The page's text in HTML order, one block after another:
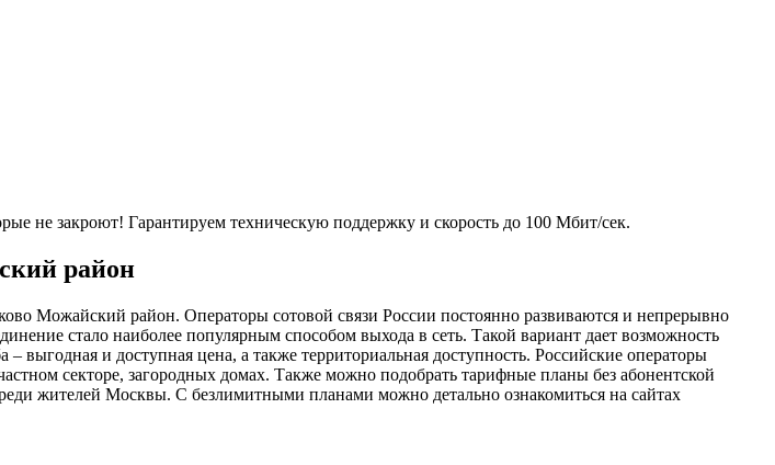
не закроют! Гарантируем техническую поддержку и скорость до 100 Мбит/сек.
район
Можайский район. Операторы сотовой связи России постоянно развиваются и непрерывно
стало наиболее популярным способом выхода в сеть. Такой вариант дает возможность
и доступная цена, а также территориальная доступность. Российские операторы
секторе, загородных домах. Также можно подобрать тарифные планы без абонентской
жителей Москвы. С безлимитными планами можно детально ознакомиться на сайтах